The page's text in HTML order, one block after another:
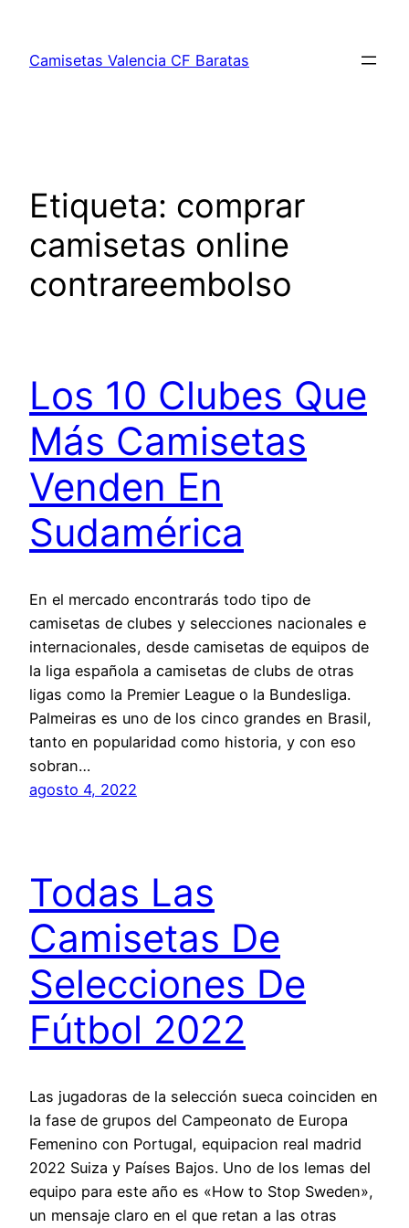
contenido
Camisetas Valencia CF Baratas
Etiqueta: comprar
camisetas online
contrareembolso
Los 10 Clubes Que
Más Camisetas
Venden En
Sudamérica
En el mercado encontrarás todo tipo de
camisetas de clubes y selecciones nacionales e
internacionales, desde camisetas de equipos de
la liga española a camisetas de clubs de otras
ligas como la Premier League o la Bundesliga.
Palmeiras es uno de los cinco grandes en Brasil,
tanto en popularidad como historia, y con eso
sobran…
agosto 4, 2022
Todas Las
Camisetas De
Selecciones De
Fútbol 2022
Las jugadoras de la selección sueca coinciden en
la fase de grupos del Campeonato de Europa
Femenino con Portugal, equipacion real madrid
2022 Suiza y Países Bajos. Uno de los lemas del
equipo para este año es «How to Stop Sweden»,
un mensaje claro en el que retan a las otras